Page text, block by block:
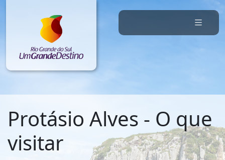
Protásio Alves - O que
visitar